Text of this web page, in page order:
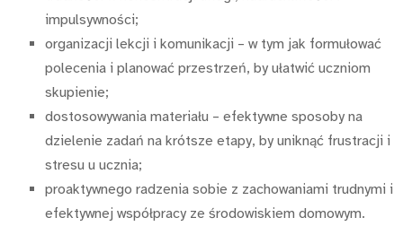
impulsywności;
organizacji lekcji i komunikacji – w tym jak formułować
polecenia i planować przestrzeń, by ułatwić uczniom
skupienie;
dostosowywania materiału – efektywne sposoby na
dzielenie zadań na krótsze etapy, by uniknąć frustracji i
stresu u ucznia;
proaktywnego radzenia sobie z zachowaniami trudnymi i
efektywnej współpracy ze środowiskiem domowym.